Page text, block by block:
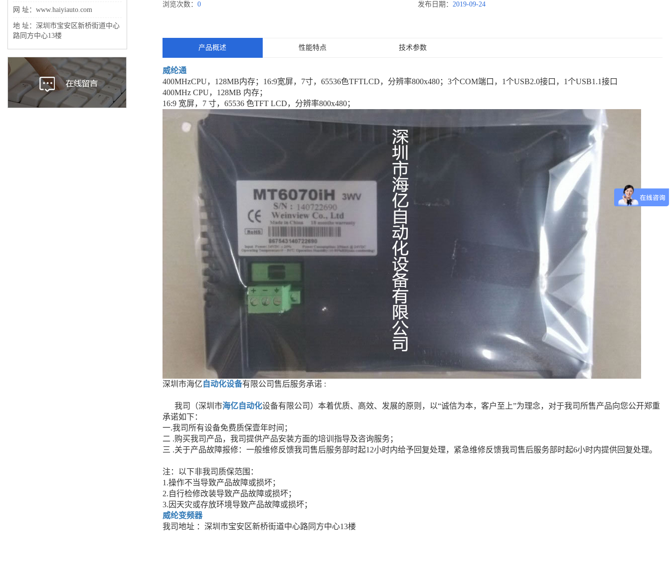
网 址：www.haiyiauto.com
地 址：深圳市宝安区新桥街道中心
路同方中心13楼
浏览次数：0 发布日期： 2019-09-24
产品概述 性能特点 技术参数
威纶通
400MHzCPU，128MB内存；16:9宽屏，7寸，65536色TFTLCD，分辨率800x480；3个COM端口，1个USB2.0接口，1个USB1.1接口
400MHz CPU，128MB 内存；
16:9 宽屏，7 寸，65536 色TFT LCD，分辨率800x480；
深圳市海亿 自动化设备有限公司售后服务承诺 :
我司（深圳市海亿自动化设备有限公司）本着优质、高效、发展的原则，以“诚信为本，客户至上”为理念，对于我司所售产品向您公开郑重
承诺如下：
一.我司所有设备免费质保壹年时间；
二 .购买我司产品，我司提供产品安装方面的培训指导及咨询服务；
三 .关于产品故障报修：一般维修反馈我司售后服务部时起12小时内给予回复处理，紧急维修反馈我司售后服务部时起6小时内提供回复处理。
注：以下非我司质保范围：
1.操作不当导致产品故障或损坏；
2.自行检修改装导致产品故障或损坏；
3.因天灾或存放环境导致产品故障或损坏；
威纶变频器
我司地址 ：深圳市宝安区新桥街道中心路同方中心13楼